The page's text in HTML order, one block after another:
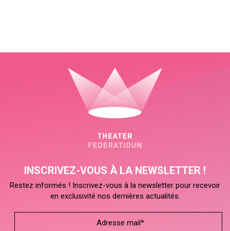
INSCRIVEZ-VOUS À LA NEWSLETTER !
Restez informés ! Inscrivez-vous à la newsletter pour recevoir
en exclusivité nos dernières actualités.